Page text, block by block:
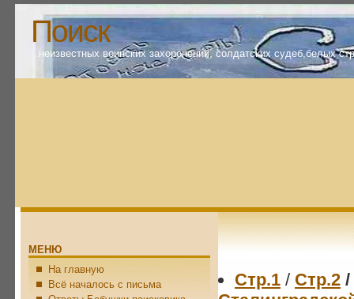
Поиск
неизвестных воинских захоронений, солдатских судеб,белых
МЕНЮ
На главную
Всё началось с письма
Стр.1 / Стр.2 /